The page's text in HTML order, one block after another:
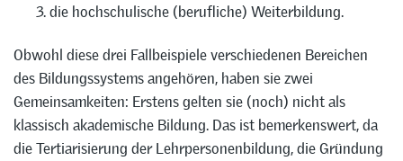
die hochschulische (berufliche) Weiterbildung.
Obwohl diese drei Fallbeispiele verschiedenen Bereichen
des Bildungssystems angehören, haben sie zwei
Gemeinsamkeiten: Erstens gelten sie (noch) nicht als
klassisch akademische Bildung. Das ist bemerkenswert, da
die Tertiarisierung der Lehrpersonenbildung, die Gründung